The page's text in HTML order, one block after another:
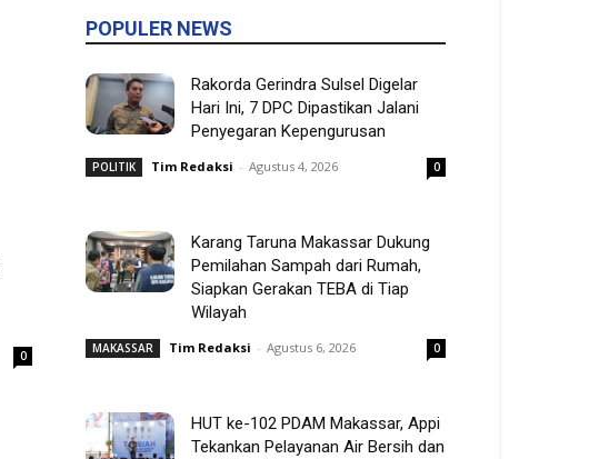
0
POPULER NEWS
Rakorda Gerindra Sulsel Digelar
Hari Ini, 7 DPC Dipastikan Jalani
Penyegaran Kepengurusan
POLITIK Tim Redaksi - Agustus 4, 2026 0
Karang Taruna Makassar Dukung
Pemilahan Sampah dari Rumah,
Siapkan Gerakan TEBA di Tiap
Wilayah
MAKASSAR Tim Redaksi - Agustus 6, 2026 0
HUT ke-102 PDAM Makassar, Appi
Tekankan Pelayanan Air Bersih dan